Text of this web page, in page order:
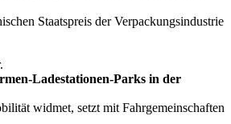
Staatspreis der Verpackungsindustrie
Ladestationen-Parks in der
widmet, setzt mit Fahrgemeinschaften